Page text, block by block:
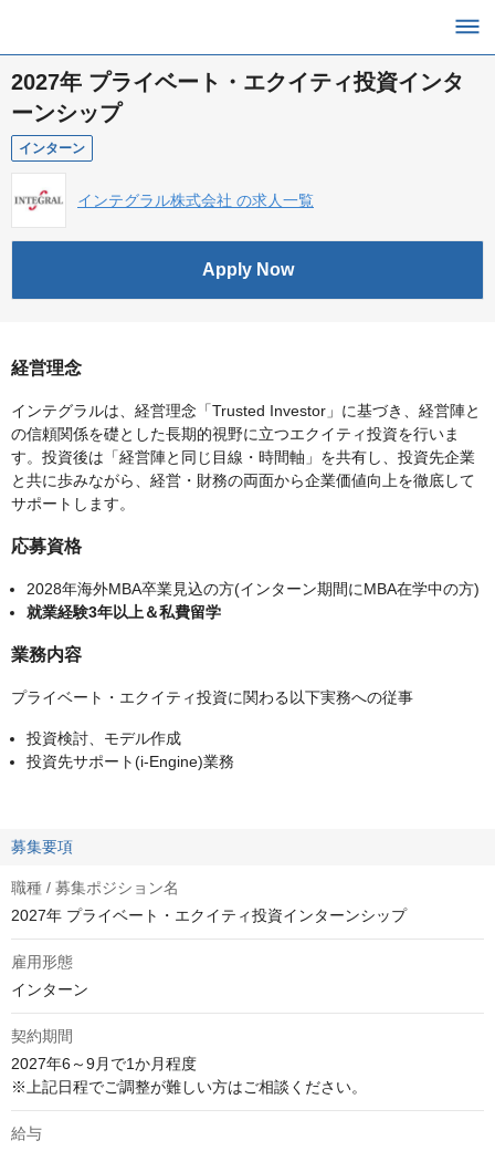
2027年 プライベート・エクイティ投資インタ
ーンシップ
インターン
インテグラル株式会社 の求人一覧
Apply Now
経営理念
インテグラルは、経営理念「Trusted Investor」に基づき、経営陣と
の信頼関係を礎とした長期的視野に立つエクイティ投資を行いま
す。投資後は「経営陣と同じ目線・時間軸」を共有し、投資先企業
と共に歩みながら、経営・財務の両面から企業価値向上を徹底して
サポートします。
応募資格
2028年海外MBA卒業見込の方(インターン期間にMBA在学中の方)
就業経験3年以上＆私費留学
業務内容
プライベート・エクイティ投資に関わる以下実務への従事
投資検討、モデル作成
投資先サポート(i-Engine)業務
募集要項
職種 / 募集ポジション名
2027年 プライベート・エクイティ投資インターンシップ
雇用形態
インターン
契約期間
2027年6～9月で1か月程度
※上記日程でご調整が難しい方はご相談ください。
給与